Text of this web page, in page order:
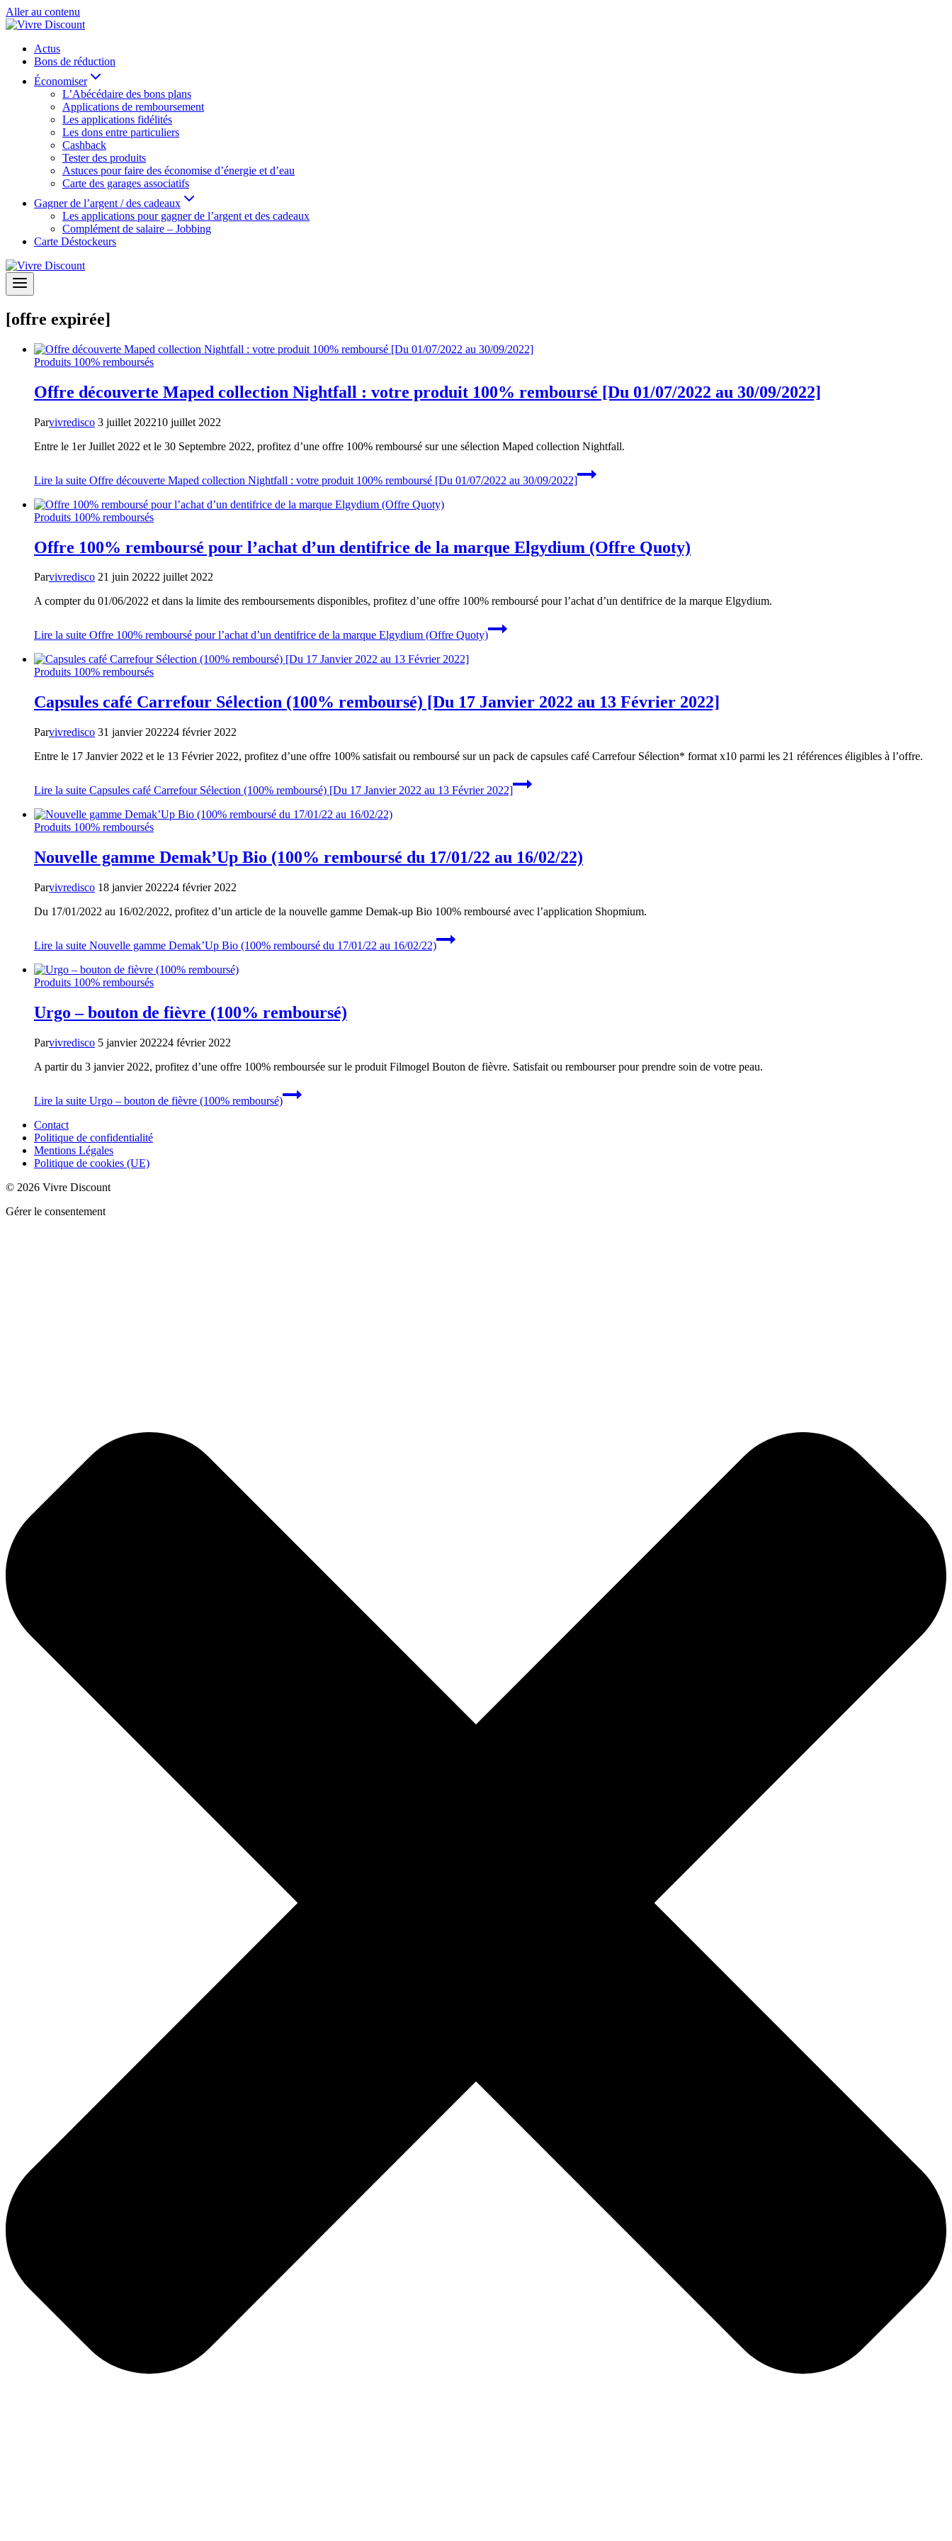
Aller au contenu
Actus
Bons de réduction
Économiser
L’Abécédaire des bons plans
Applications de remboursement
Les applications fidélités
Les dons entre particuliers
Cashback
Tester des produits
Astuces pour faire des économise d’énergie et d’eau
Carte des garages associatifs
Gagner de l’argent / des cadeaux
Les applications pour gagner de l’argent et des cadeaux
Complément de salaire – Jobbing
Carte Déstockeurs
[offre expirée]
Produits 100% remboursés
Offre découverte Maped collection Nightfall : votre produit 100% remboursé [Du 01/07/2022 au 30/09/2022]
Parvivredisco 3 juillet 202210 juillet 2022
Entre le 1er Juillet 2022 et le 30 Septembre 2022, profitez d’une offre 100% remboursé sur une sélection Maped collection Nightfall.
Lire la suite Offre découverte Maped collection Nightfall : votre produit 100% remboursé [Du 01/07/2022 au 30/09/2022]
Produits 100% remboursés
Offre 100% remboursé pour l’achat d’un dentifrice de la marque Elgydium (Offre Quoty)
Parvivredisco 21 juin 20222 juillet 2022
A compter du 01/06/2022 et dans la limite des remboursements disponibles, profitez d’une offre 100% remboursé pour l’achat d’un dentifrice de la marque Elgydium.
Lire la suite Offre 100% remboursé pour l’achat d’un dentifrice de la marque Elgydium (Offre Quoty)
Produits 100% remboursés
Capsules café Carrefour Sélection (100% remboursé) [Du 17 Janvier 2022 au 13 Février 2022]
Parvivredisco 31 janvier 202224 février 2022
Entre le 17 Janvier 2022 et le 13 Février 2022, profitez d’une offre 100% satisfait ou remboursé sur un pack de capsules café Carrefour Sélection* format x10 parmi les 21 références éligibles à l’offre.
Lire la suite Capsules café Carrefour Sélection (100% remboursé) [Du 17 Janvier 2022 au 13 Février 2022]
Produits 100% remboursés
Nouvelle gamme Demak’Up Bio (100% remboursé du 17/01/22 au 16/02/22)
Parvivredisco 18 janvier 202224 février 2022
Du 17/01/2022 au 16/02/2022, profitez d’un article de la nouvelle gamme Demak-up Bio 100% remboursé avec l’application Shopmium.
Lire la suite Nouvelle gamme Demak’Up Bio (100% remboursé du 17/01/22 au 16/02/22)
Produits 100% remboursés
Urgo – bouton de fièvre (100% remboursé)
Parvivredisco 5 janvier 202224 février 2022
A partir du 3 janvier 2022, profitez d’une offre 100% remboursée sur le produit Filmogel Bouton de fièvre. Satisfait ou rembourser pour prendre soin de votre peau.
Lire la suite Urgo – bouton de fièvre (100% remboursé)
Contact
Politique de confidentialité
Mentions Légales
Politique de cookies (UE)
© 2026 Vivre Discount
Gérer le consentement